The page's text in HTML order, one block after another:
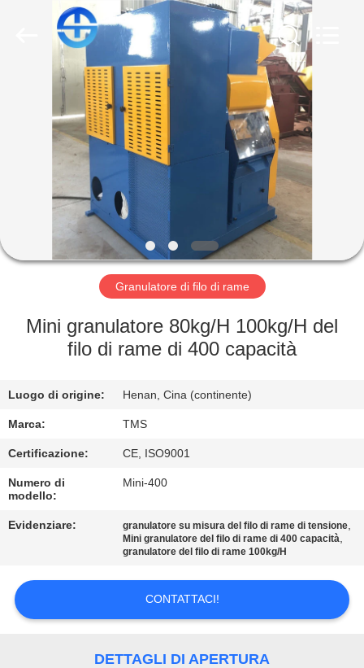
CASA
PRODOTTI
VIDEO
CHI
SIAMO
FATORY
CONTROLLO
DI
QUALITÀ
CONTATTACI
TUTTI
Granulatore di filo di rame
Mini granulatore 80kg/H 100kg/H del
filo di rame di 400 capacità
Luogo di origine: Henan, Cina (continente)
Marca: TMS
Certificazione: CE, ISO9001
Numero di
modello:
Mini-400
Evidenziare: granulatore su misura del filo di rame di tensione,
Mini granulatore del filo di rame di 400 capacità,
granulatore del filo di rame 100kg/H
CONTATTACI!
DETTAGLI DI APERTURA